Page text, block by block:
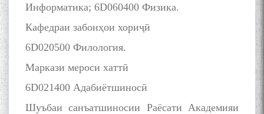
Информатика; 6D060400 Физика.
Кафедраи забонҳои хориҷӣ
6D020500 Филология.
Маркази мероси хаттӣ
6D021400 Адабиётшиносӣ
Шуъбаи санъатшиносии Раёсати Академияи